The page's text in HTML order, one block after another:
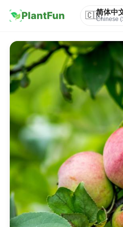
PlantFun 🇨🇳简体中
Chinese